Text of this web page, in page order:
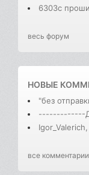
6303с
весь форум
НОВЫЕ
"без
-------------
все комментарии